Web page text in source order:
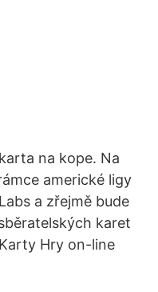
na kope. Na
americké ligy
a zřejmě bude
karet
Hry on-line